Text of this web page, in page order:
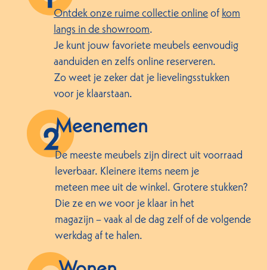
Ontdek onze ruime collectie onlineof kom
langs in de showroom.
Je kunt jouw favoriete meubels eenvoudig
aanduiden en zelfs online reserveren.
Zo weet je zeker dat je lievelingsstukken
voor je klaarstaan.
Meenemen
De meeste meubels zijn direct uit voorraad
leverbaar. Kleinere items neem je
meteen mee uit de winkel. Grotere stukken?
Die ze en we voor je klaar in het
magazijn – vaak al de dag zelf of de volgende
werkdag af te halen.